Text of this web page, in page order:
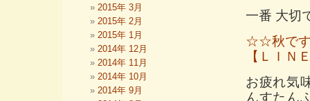
一番 大切
☆☆秋です
【ＬＩＮ
お疲れ気
んすたん
2015年 3月
2015年 2月
2015年 1月
2014年 12月
2014年 11月
2014年 10月
2014年 9月